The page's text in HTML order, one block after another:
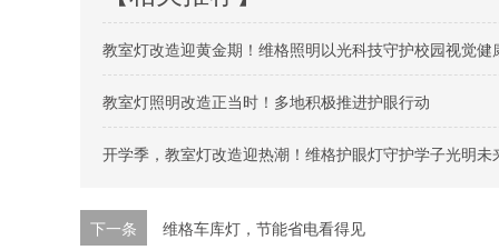
教室灯改造迎黄金期！维格照明以光科技守护校园视觉健
教室灯照明改造正当时！多地积极推进护眼行动
开学季，教室灯改造迎热潮！维格护眼灯守护学子光明未
下一条 维格车库灯，节能省电看得见